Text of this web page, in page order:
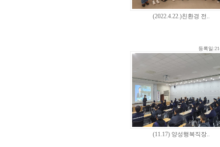
(2022.4.22.)친환경 전..
등록일
(11.17) 양성행복직장..